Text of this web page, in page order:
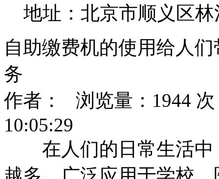
地址：北京市顺义区
自助缴费机的使用给人
务
作者： 浏览量：1944
10:05:29
在人们的日常生活中